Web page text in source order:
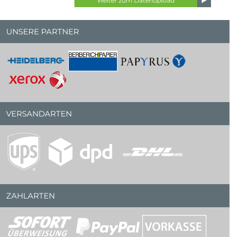
UNSERE PARTNER
VERSANDARTEN
ZAHLARTEN